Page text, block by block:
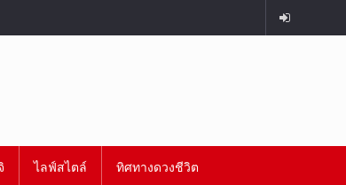
ไลฟ์สไตล์ ทิศทางดวงชีวิต